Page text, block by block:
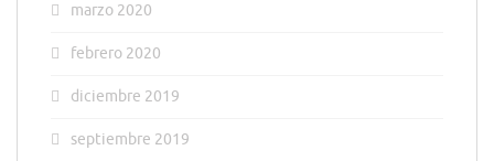
marzo 2020
febrero 2020
diciembre 2019
septiembre 2019